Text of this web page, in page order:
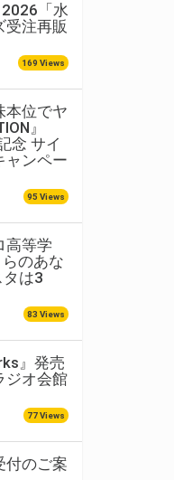
2026「水
受注再販
169 Views
本位でヤ
』
念 サイ
ャンペー
95 Views
高等学
のあな
は3
83 Views
』発売
ジオ会館
77 Views
付のご案